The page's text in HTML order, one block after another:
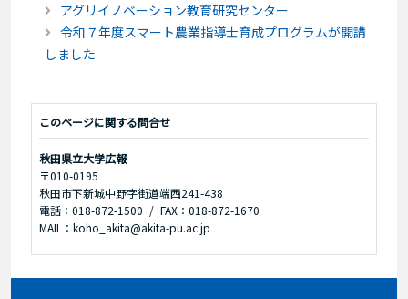
アグリイノベーション教育研究センター
令和７年度スマート農業指導士育成プログラムが開講
しました
このページに関する問合せ
秋田県立大学広報
〒010-0195
秋田市下新城中野字街道端西241-438
電話：018-872-1500
FAX：018-872-1670
MAIL：koho_akita@akita-pu.ac.jp